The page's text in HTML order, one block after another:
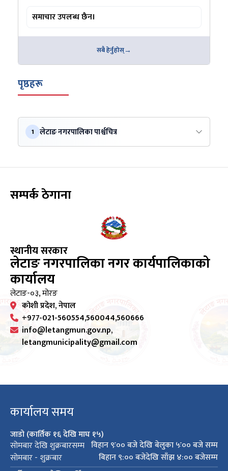
समाचार उपलब्ध छैन।
सबै हेर्नुहोस्
पृष्ठहरू
1 लेटाङ नगरपालिका पार्श्वचित्र
सम्पर्क ठेगाना
स्थानीय सरकार
लेटाङ नगरपालिका नगर कार्यपालिकाको
कार्यालय
लेटाङ-०३, मोरङ
कोशी प्रदेश, नेपाल
+977-021-560554,560044,560666
info@letangmun.gov.np,
letangmunicipality@gmail.com
कार्यालय समय
जाडो (कार्तिक १६ देखि माघ १५)
सोमबार देखि शुक्रबारसम्म विहान ९ः०० बजे देखि बेलुका ५ः०० बजे सम्म
सोमबार - शुक्रबार
बिहान ९:०० बजेदेखि साँझ ४:०० बजेसम्म